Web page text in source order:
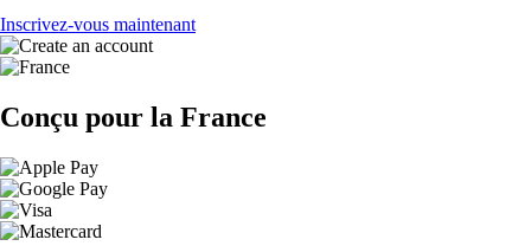
Inscrivez-vous maintenant
Conçu pour la France